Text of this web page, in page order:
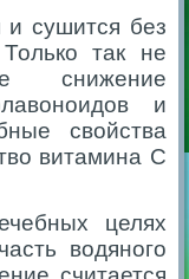
и сушится без
так не
снижение
и
свойства
витамина С
целях
водяного